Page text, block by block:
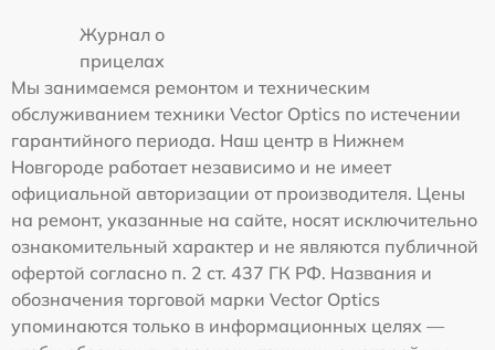
Журнал о
прицелах
Мы занимаемся ремонтом и техническим
обслуживанием техники Vector Optics по истечении
гарантийного периода. Наш центр в Нижнем
Новгороде работает независимо и не имеет
официальной авторизации от производителя. Цены
на ремонт, указанные на сайте, носят исключительно
ознакомительный характер и не являются публичной
офертой согласно п. 2 ст. 437 ГК РФ. Названия и
обозначения торговой марки Vector Optics
упоминаются только в информационных целях —